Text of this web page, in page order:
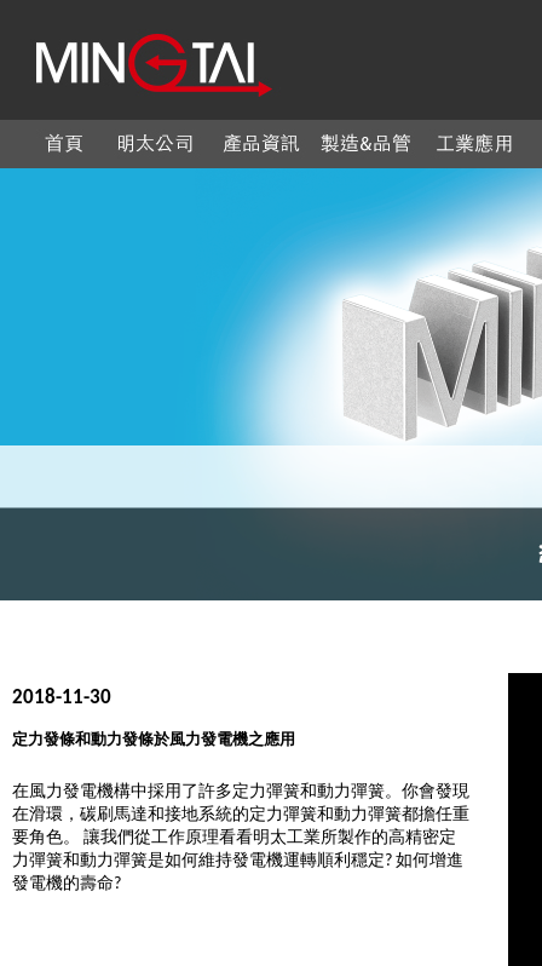
2018-11-30
定力發條和動力發條於風力發電機之應用
在風力發電機構中採用了許多定力彈簧和動力彈簧。你會發現
在滑環，碳刷馬達和接地系統的定力彈簧和動力彈簧都擔任重
要角色。 讓我們從工作原理看看明太工業所製作的高精密定
力彈簧和動力彈簧是如何維持發電機運轉順利穩定? 如何增進
發電機的壽命?